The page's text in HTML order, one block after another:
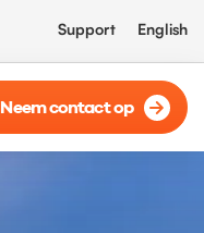
Support English
Neem contact op